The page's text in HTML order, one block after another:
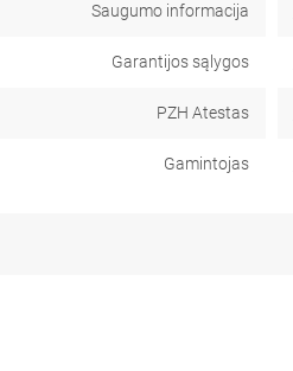
Saugumo informacija
Garantijos sąlygos
PZH Atestas
Gamintojas